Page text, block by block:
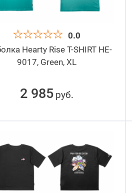
0.0
Hearty Rise T-SHIRT HE-
9017, Green, XL
2 985 руб.